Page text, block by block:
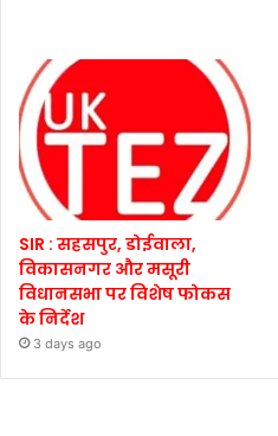
SIR : सहसपुर, डोईवाला,
विकासनगर और मसूरी
विधानसभा पर विशेष फोकस
के निर्देश
3 days ago